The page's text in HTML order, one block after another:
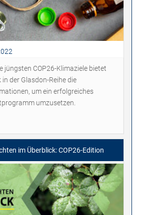
jüngsten COP26-Klimaziele bietet
der Glasdon-Reihe die
um ein erfolgreiches
umzusetzen.
im Überblick: COP26-Edition